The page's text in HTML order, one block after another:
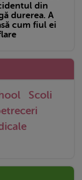
din
durerea. A
cum fiul ei
Scoli